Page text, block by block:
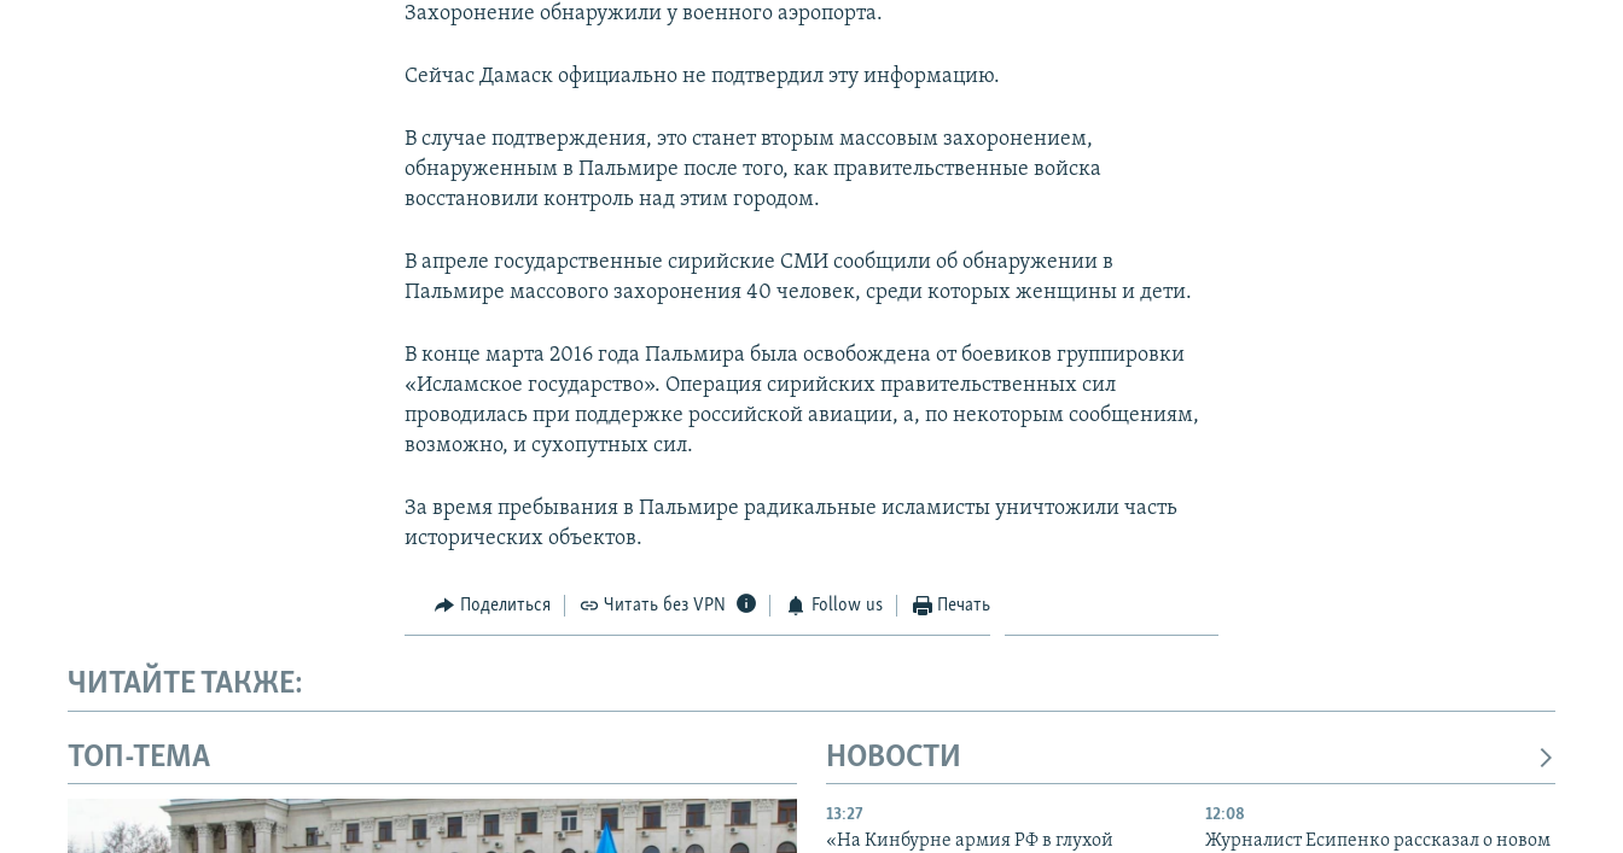
Захоронение обнаружили у военного аэропорта.
Сейчас Дамаск официально не подтвердил эту информацию.
В случае подтверждения, это станет вторым массовым захоронением,
обнаруженным в Пальмире после того, как правительственные войска
восстановили контроль над этим городом.
В апреле государственные сирийские СМИ сообщили об обнаружении в
Пальмире массового захоронения 40 человек, среди которых женщины и дети.
В конце марта 2016 года Пальмира была освобождена от боевиков группировки
«Исламское государство». Операция сирийских правительственных сил
проводилась при поддержке российской авиации, а, по некоторым сообщениям,
возможно, и сухопутных сил.
За время пребывания в Пальмире радикальные исламисты уничтожили часть
исторических объектов.
Поделиться Читать без VPN Follow us Печать
ЧИТАЙТЕ ТАКЖЕ:
ТОП-ТЕМА НОВОСТИ
13:27
«На Кинбурне армия РФ в глухой
12:08
Журналист Есипенко рассказал о новом